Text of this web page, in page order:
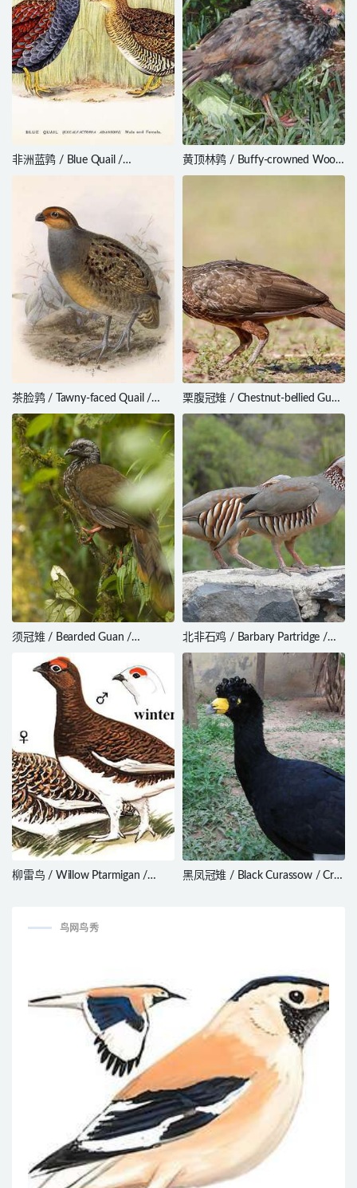
非洲蓝鹑 / Blue Quail /
黄顶林鹑 / Buffy-crowned Wood
Partridge / Dendrortyx
茶脸鹑 / Tawny-faced Quail /
Rhynchortyx cinctus
栗腹冠雉 / Chestnut-bellied Guan
/ Penelope ochrogaster
须冠雉 / Bearded Guan /
北非石鸡 / Barbary Partridge /
Alectoris barbara
柳雷鸟 / Willow Ptarmigan /
黑凤冠雉 / Black Curassow / Crax
鸟网鸟秀